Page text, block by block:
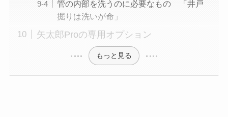
管の内部を洗うのに必要なもの 「井戸
掘りは洗いが命」
矢太郎Proの専用オプション
もっと見る